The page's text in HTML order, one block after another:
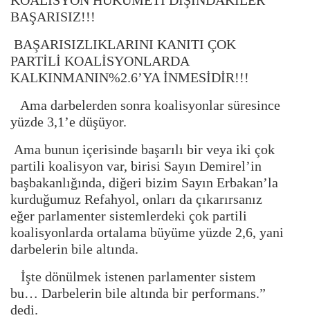
BAŞARISIZ!!!
BAŞARISIZLIKLARINI KANITI ÇOK
PARTİLİ KOALİSYONLARDA
KALKINMANIN%2.6’YA İNMESİDİR!!!
Ama darbelerden sonra koalisyonlar süresince
yüzde 3,1’e düşüyor.
Ama bunun içerisinde başarılı bir veya iki çok
partili koalisyon var, birisi Sayın Demirel’in
başbakanlığında, diğeri bizim Sayın Erbakan’la
kurduğumuz Refahyol, onları da çıkarırsanız
eğer parlamenter sistemlerdeki çok partili
koalisyonlarda ortalama büyüme yüzde 2,6, yani
darbelerin bile altında.
İşte dönülmek istenen parlamenter sistem
bu… Darbelerin bile altında bir performans.”
dedi.